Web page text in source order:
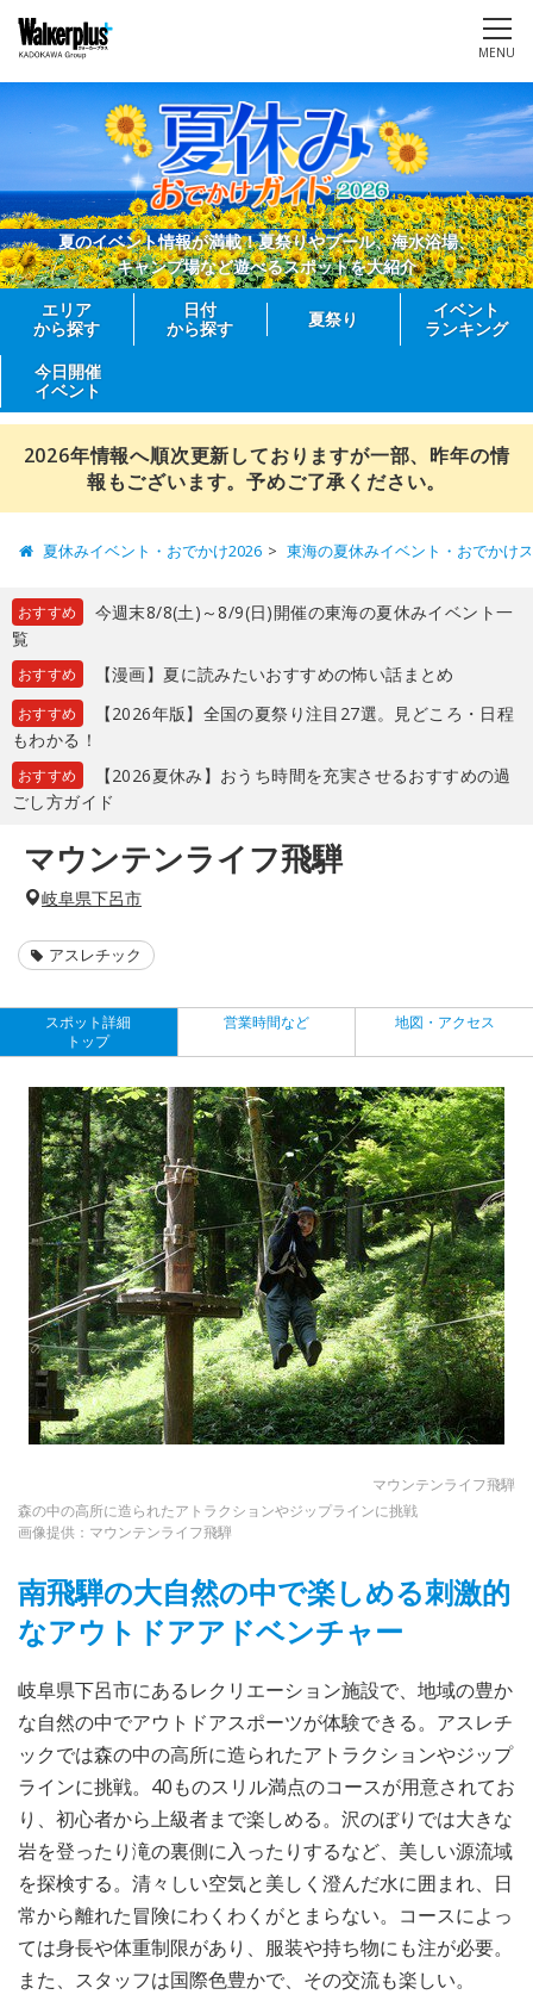
MENU
夏のイベント情報が満載！夏祭りやプール、海水浴場、
キャンプ場など遊べるスポットを大紹介
エリア
から探す
日付
から探す
夏祭り
イベント
ランキング
今日開催
イベント
2026年情報へ順次更新しておりますが一部、昨年の情
報もございます。予めご了承ください。
夏休みイベント・おでかけ2026 東海の夏休みイベント・おでかけ
おすすめ
今週末8/8(土)～8/9(日)開催の東海の夏休みイベント一
覧
おすすめ 【漫画】夏に読みたいおすすめの怖い話まとめ
おすすめ
【2026年版】全国の夏祭り注目27選。見どころ・日程
もわかる！
おすすめ
【2026夏休み】おうち時間を充実させるおすすめの過
ごし方ガイド
マウンテンライフ飛騨
岐阜県下呂市
アスレチック
スポット詳細
トップ
営業時間など 地図・アクセス
マウンテンライフ飛騨
森の中の高所に造られたアトラクションやジップラインに挑戦
画像提供：マウンテンライフ飛騨
南飛騨の大自然の中で楽しめる刺激的
なアウトドアアドベンチャー
岐阜県下呂市にあるレクリエーション施設で、地域の豊か
な自然の中でアウトドアスポーツが体験できる。アスレチ
ックでは森の中の高所に造られたアトラクションやジップ
ラインに挑戦。40ものスリル満点のコースが用意されてお
り、初心者から上級者まで楽しめる。沢のぼりでは大きな
岩を登ったり滝の裏側に入ったりするなど、美しい源流域
を探検する。清々しい空気と美しく澄んだ水に囲まれ、日
常から離れた冒険にわくわくがとまらない。コースによっ
ては身長や体重制限があり、服装や持ち物にも注が必要。
また、スタッフは国際色豊かで、その交流も楽しい。